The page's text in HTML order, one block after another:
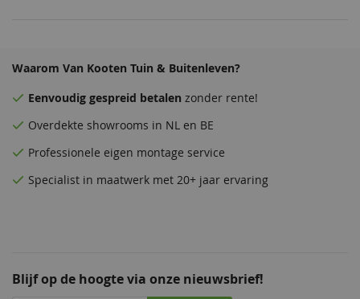
Blijf op de hoogte via onze nieuwsbrief!
Waarom Van Kooten Tuin & Buitenleven?
Eenvoudig gespreid betalen zonder rente!
Overdekte showrooms in NL en BE
Professionele eigen montage service
Specialist in maatwerk met 20+ jaar ervaring